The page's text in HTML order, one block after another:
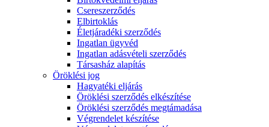
Csereszerződés
Elbirtoklás
Életjáradéki szerződés
Ingatlan ügyvéd
Ingatlan adásvételi szerződés
Társasház alapítás
Öröklési jog
Hagyatéki eljárás
Öröklési szerződés elkészítése
Öröklési szerződés megtámadása
Végrendelet készítése